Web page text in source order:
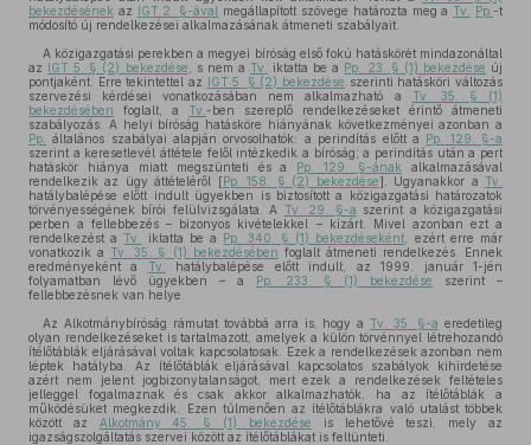
bekezdésének az IGT 2. §-ával megállapított szövege határozta meg a Tv. Pp.-t
módosító új rendelkezései alkalmazásának átmeneti szabályait.
A közigazgatási perekben a megyei bíróság első fokú hatáskörét mindazonáltal
az IGT 5. § (2) bekezdése , s nem a Tv. iktatta be a Pp. 23. § (1) bekezdése új
pontjaként. Erre tekintettel az IGT 5. § (2) bekezdése szerinti hatásköri változás
szervezési kérdései vonatkozásában nem alkalmazható a
Tv. 35. § (1)
bekezdésében foglalt, a Tv. -ben szereplő rendelkezéseket érintő átmeneti
szabályozás. A helyi bíróság hatásköre hiányának következményei azonban a
Pp.
általános szabályai alapján orvosolhatók: a perindítás előtt a Pp. 129. §-a
szerint a keresetlevél áttétele felől intézkedik a bíróság; a perindítás után a pert
hatáskör hiánya miatt megszünteti és a Pp. 129. §-ának alkalmazásával
rendelkezik az ügy áttételéről [Pp. 158. § (2) bekezdése]. Ugyanakkor a Tv.
hatálybalépése előtt indult ügyekben is biztosított a közigazgatási határozatok
törvényességének bírói felülvizsgálata. A
Tv. 29. §-a szerint a közigazgatási
perben a fellebbezés – bizonyos kivételekkel – kizárt. Mivel azonban ezt a
rendelkezést a Tv. iktatta be a Pp. 340. § (1) bekezdéseként , ezért erre már
vonatkozik a Tv. 35. § (1) bekezdésében foglalt átmeneti rendelkezés. Ennek
eredményeként a Tv.
hatálybalépése előtt indult, az 1999. január 1-jén
folyamatban lévő ügyekben – a Pp. 233. § (1) bekezdése szerint –
fellebbezésnek van helye.
Az Alkotmánybíróság rámutat továbbá arra is, hogy a Tv. 35. §-a eredetileg
olyan rendelkezéseket is tartalmazott, amelyek a külön törvénnyel létrehozandó
ítélőtáblák eljárásával voltak kapcsolatosak. Ezek a rendelkezések azonban nem
léptek hatályba. Az ítélőtáblák eljárásával kapcsolatos szabályok kihirdetése
azért nem jelent jogbizonytalanságot, mert ezek a rendelkezések feltételes
jelleggel fogalmaznak és csak akkor alkalmazhatók, ha az ítélőtáblák a
működésüket megkezdik. Ezen túlmenően az ítélőtáblákra való utalást többek
között az
Alkotmány 45. § (1) bekezdése is lehetővé teszi, mely az
igazságszolgáltatás szervei között az ítélőtáblákat is feltünteti.